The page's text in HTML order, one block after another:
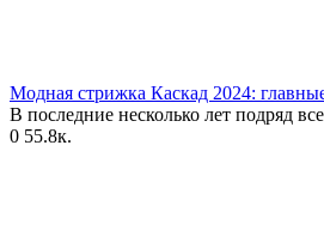
Модная стрижка Каскад 2024:
В последние несколько лет подряд
0 55.8к.